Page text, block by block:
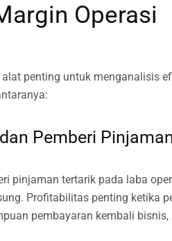
Operasi
penting untuk menganalisis
Pemberi
pinjaman tertarik pada laba
Profitabilitas penting ketika
pembayaran kembali bisnis,